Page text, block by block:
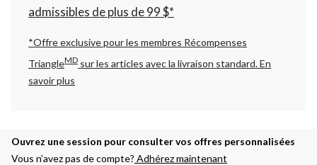
admissibles de plus de 99 $*
*Offre exclusive pour les membres Récompenses
TriangleMD sur les articles avec la livraison standard.En
savoir plus
Ouvrez une session pour consulter vos offres personnalisées
Vous n’avez pas de compte? Adhérez maintenant